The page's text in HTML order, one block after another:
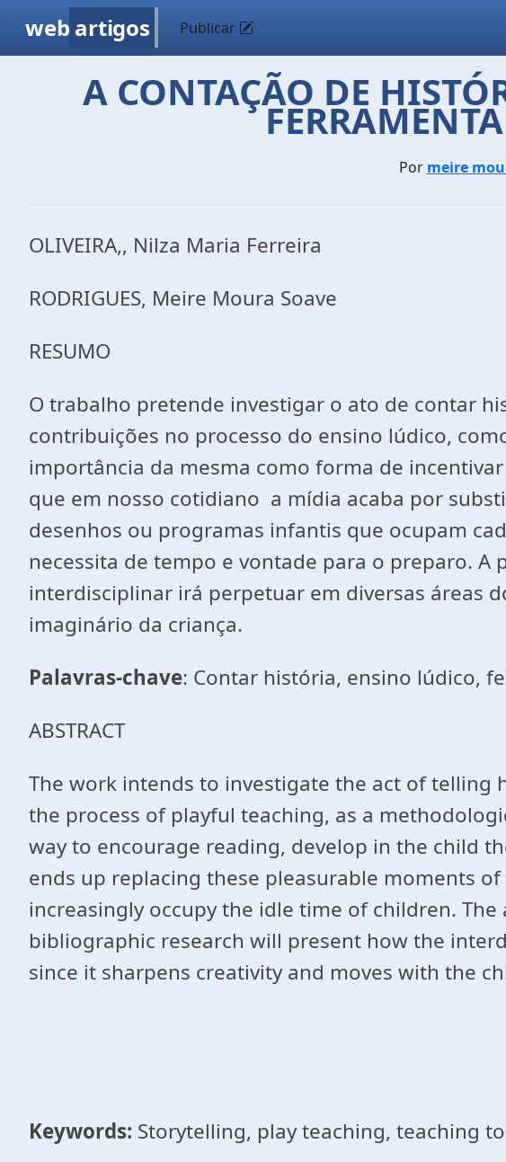
web artigos Publicar
A CONTAÇÃO DE
Por meire
OLIVEIRA,, Nilza Maria Ferreira
RODRIGUES, Meire Moura Soave
RESUMO
O trabalho pretende investigar o ato de contar
contribuições no processo do ensino lúdico,
importância da mesma como forma de
que em nosso cotidiano a mídia acaba por
desenhos ou programas infantis que ocupam
necessita de tempo e vontade para o preparo.
interdisciplinar irá perpetuar em diversas áreas
imaginário da criança.
Palavras-chave: Contar história, ensino lúdico,
ABSTRACT
The work intends to investigate the act of
the process of playful teaching, as a
way to encourage reading, develop in the child
ends up replacing these pleasurable moments
increasingly occupy the idle time of children.
bibliographic research will present how the
since it sharpens creativity and moves with the
Keywords: Storytelling, play teaching, teaching